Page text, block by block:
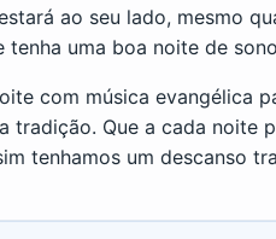
ao seu lado, mesmo
tenha uma boa noite de
com música evangélica
tradição. Que a cada noite
tenhamos um descanso